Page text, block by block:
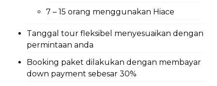
7 – 15 orang menggunakan Hiace
Tanggal tour fleksibel menyesuaikan dengan
permintaan anda
Booking paket dilakukan dengan membayar
down payment sebesar 30%